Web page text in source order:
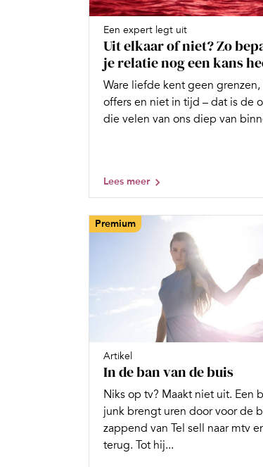
Een expert legt uit
Uit elkaar of niet? Zo
je relatie nog een kans
Ware liefde kent geen grenzen,
offers en niet in tijd – dat is de
die velen van ons diep van
Lees meer
Premium
Artikel
In de ban van de buis
Niks op tv? Maakt niet uit. Een
junk brengt uren door voor de
zappend van Tel sell naar mtv
terug. Tot hij...